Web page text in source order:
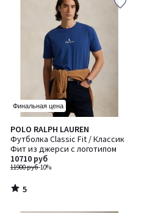
Финальная цена
POLO RALPH LAUREN
Футболка Classic Fit / Классик
Фит из джерси с логотипом
11900 руб-10%
10710 руб
5
/
5
5
/